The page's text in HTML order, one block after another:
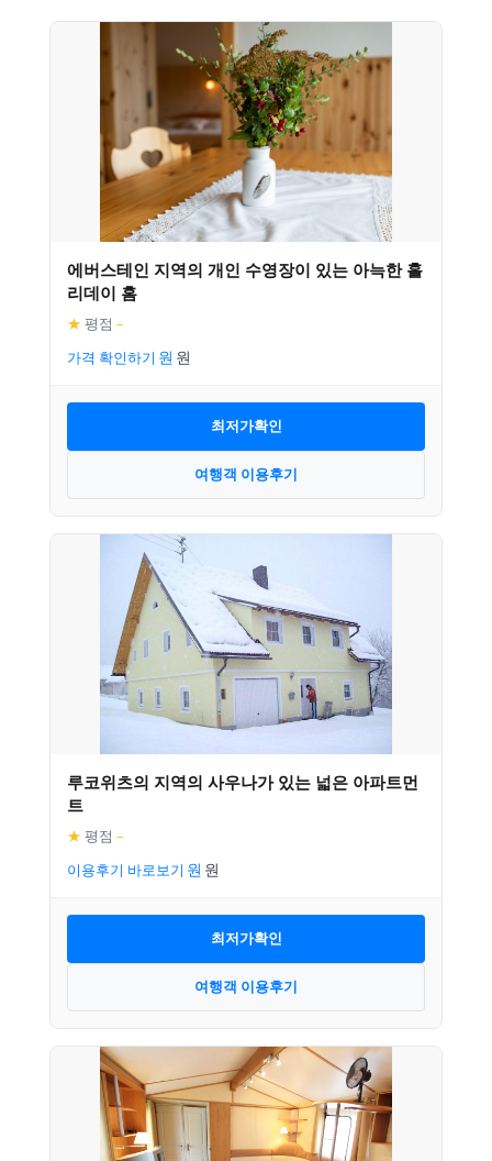
에버스테인 지역의 개인 수영장이 있는 아늑한 홀
리데이 홈
★ 평점 –
가격 확인하기
최저가확인
여행객 이용후기
루코위츠의 지역의 사우나가 있는 넓은 아파트먼
트
★ 평점 –
이용후기 바로보기
최저가확인
여행객 이용후기